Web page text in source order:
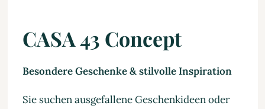
CASA 43 Concept
Besondere Geschenke & stilvolle Inspiration
Sie suchen ausgefallene Geschenkideen oder